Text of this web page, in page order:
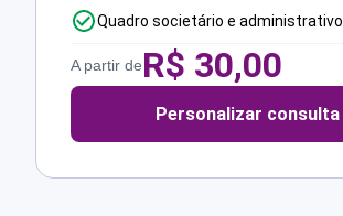
Quadro societário e administrativo
A partir deR$ 30,00
Personalizar consulta